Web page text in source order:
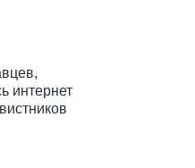
интернет